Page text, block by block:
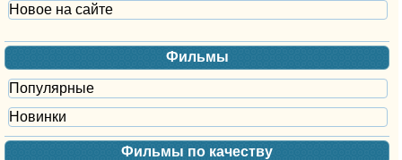
Новое на сайте
Фильмы
Популярные
Новинки
Фильмы по качеству